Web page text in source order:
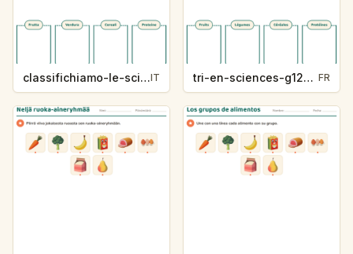
classifichiamo-le-scienze-g1207-5IT tri-en-sciences-g1207-5 FR